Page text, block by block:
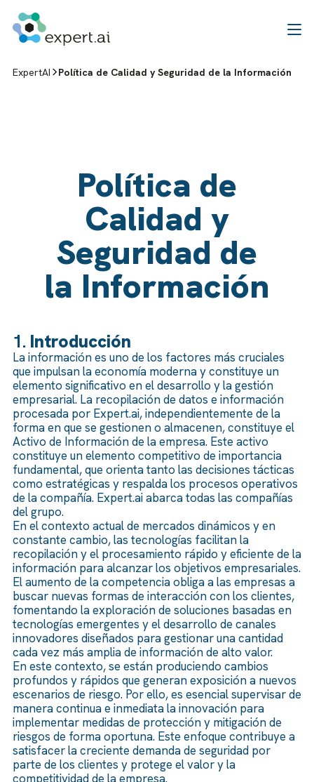
ExpertAI Política de Calidad y Seguridad de la Información
Política de
Calidad y
Seguridad de
la Información
1. Introducción
La información es uno de los factores más cruciales
que impulsan la economía moderna y constituye un
elemento significativo en el desarrollo y la gestión
empresarial. La recopilación de datos e información
procesada por Expert.ai, independientemente de la
forma en que se gestionen o almacenen, constituye el
Activo de Información de la empresa. Este activo
constituye un elemento competitivo de importancia
fundamental, que orienta tanto las decisiones tácticas
como estratégicas y respalda los procesos operativos
de la compañía. Expert.ai abarca todas las compañías
del grupo.
En el contexto actual de mercados dinámicos y en
constante cambio, las tecnologías facilitan la
recopilación y el procesamiento rápido y eficiente de la
información para alcanzar los objetivos empresariales.
El aumento de la competencia obliga a las empresas a
buscar nuevas formas de interacción con los clientes,
fomentando la exploración de soluciones basadas en
tecnologías emergentes y el desarrollo de canales
innovadores diseñados para gestionar una cantidad
cada vez más amplia de información de alto valor.
En este contexto, se están produciendo cambios
profundos y rápidos que generan exposición a nuevos
escenarios de riesgo. Por ello, es esencial supervisar de
manera continua e inmediata la innovación para
implementar medidas de protección y mitigación de
riesgos de forma oportuna. Este enfoque contribuye a
satisfacer la creciente demanda de seguridad por
parte de los clientes y protege el valor y la
competitividad de la empresa.